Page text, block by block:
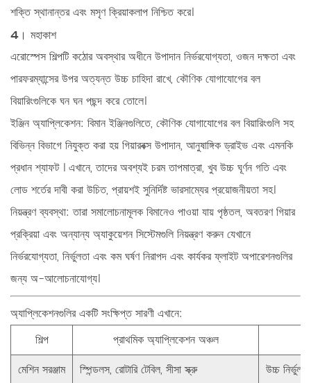
শক্তি স্থানান্তর এবং মসৃণ ক্রিয়াকলাপ নিশ্চিত করে।
4। মহাকাশ
এরোস্পেস শিল্পটি কঠোর অবস্থার অধীনে উপাদান নির্ভরযোগ্যতা, ওজন দক্ষতা এবং
পারফরম্যান্সের উপর অত্যন্ত উচ্চ চাহিদা রাখে, কৌণিক যোগাযোগের বল
বিয়ারিংগুলিকে ঘন ঘন পছন্দ করে তোলে।
ইঞ্জিন অ্যাপ্লিকেশন: বিমান ইঞ্জিনগুলিতে, কৌণিক যোগাযোগের বল বিয়ারিংগুলি সহ
বিভিন্ন বিভাগে নিযুক্ত করা হয়গিয়ারবক্স উপাদান, আনুষাঙ্গিক ড্রাইভ এবং এমনকি
প্রধান শ্যাফট । এখানে, তাদের অবশ্যই চরম তাপমাত্রা, খুব উচ্চ ঘূর্ণন গতি এবং
লোড শর্তের দাবী করা উচিত, প্রায়শই সুনির্দিষ্ট ভারসাম্যের প্রয়োজনীয়তা সহ।
নিয়ন্ত্রণ ব্যবস্থা:তারা সমালোচনামূলক বিমানেও পাওয়া যায়পৃষ্ঠতল, অবতরণ গিয়ার
প্রক্রিয়া এবং অন্যান্য অ্যাকুয়েশন সিস্টেমগুলি নিয়ন্ত্রণ করুনযেখানে
নির্ভরযোগ্যতা, নির্ভুলতা এবং কম ঘর্ষণ নিরাপদ এবং কার্যকর ফ্লাইট অপারেশনগুলির
জন্য অ-আলোচনাযোগ্য।
অ্যাপ্লিকেশনগুলির একটি সংক্ষিপ্ত সারণী এখানে:
শিল্প
প্রাথমিক অ্যাপ্লিকেশন অঞ্চল
মেশিন সরঞ্জাম
স্পিন্ডলস, রোটারি টেবিল, সীসা স্ক্রু
উচ্চ